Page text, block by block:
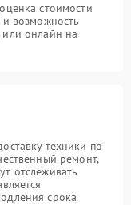
стоимости
и возможность
или онлайн на
техники по
ремонт,
отслеживать
срока